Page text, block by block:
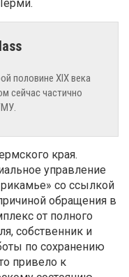
половине XIX века
сейчас частично
края.
управление
со ссылкой
обращения в
от полного
собственник и
по сохранению
привело к